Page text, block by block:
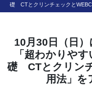
礎 CTとクリンチェックと
10月30日（日
「超わかりや
礎 CTとクリン
用法」を